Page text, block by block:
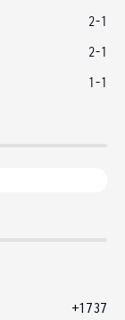
2-1
2-1
1-1
+1737